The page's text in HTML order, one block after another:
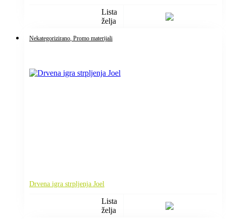
Lista
želja
Nekategorizirano , Promo materijali
Drvena igra strpljenja Joel
Lista
želja